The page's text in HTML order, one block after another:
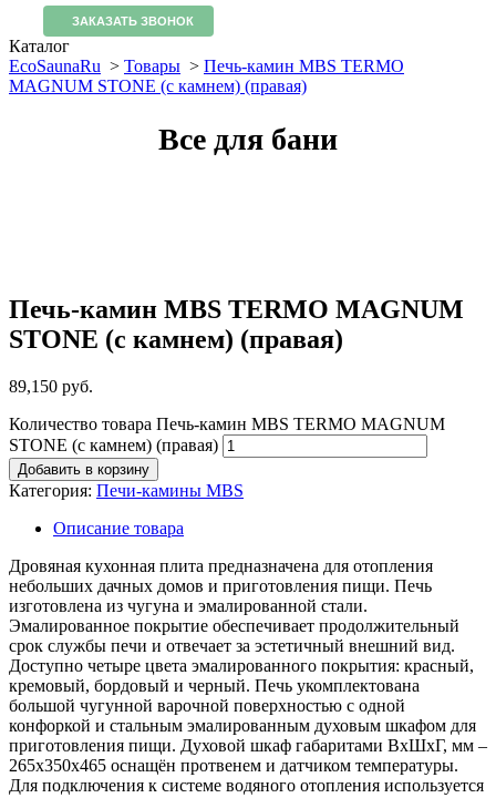
ЗАКАЗАТЬ ЗВОНОК
Каталог
EcoSaunaRu > Товары > Печь-камин MBS TERMO
MAGNUM STONE (с камнем) (правая)
Все для бани
Печь-камин MBS TERMO MAGNUM
STONE (с камнем) (правая)
89,150 руб.
Количество товара Печь-камин MBS TERMO MAGNUM
STONE (с камнем) (правая)
Добавить в корзину
Категория: Печи-камины MBS
Описание товара
Дровяная кухонная плита предназначена для отопления
небольших дачных домов и приготовления пищи. Печь
изготовлена из чугуна и эмалированной стали.
Эмалированное покрытие обеспечивает продолжительный
срок службы печи и отвечает за эстетичный внешний вид.
Доступно четыре цвета эмалированного покрытия: красный,
кремовый, бордовый и черный. Печь укомплектована
большой чугунной варочной поверхностью с одной
конфоркой и стальным эмалированным духовым шкафом для
приготовления пищи. Духовой шкаф габаритами ВхШхГ, мм –
265х350х465 оснащён протвенем и датчиком температуры.
Для подключения к системе водяного отопления используется